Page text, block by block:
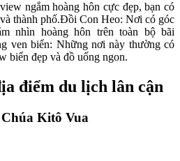
ngắm hoàng hôn cực đẹp, bạn có
thành phố.Đồi Con Heo: Nơi có góc
nhìn hoàng hôn trên toàn bộ bãi
ven biển: Những nơi này thường có
biển đẹp và đồ uống ngon.
điểm du lịch lân cận
Kitô Vua